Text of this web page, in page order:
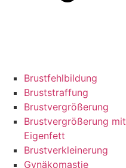
Brustfehlbildung
Bruststraffung
Brustvergrößerung
Brustvergrößerung mit
Eigenfett
Brustverkleinerung
Gynäkomastie